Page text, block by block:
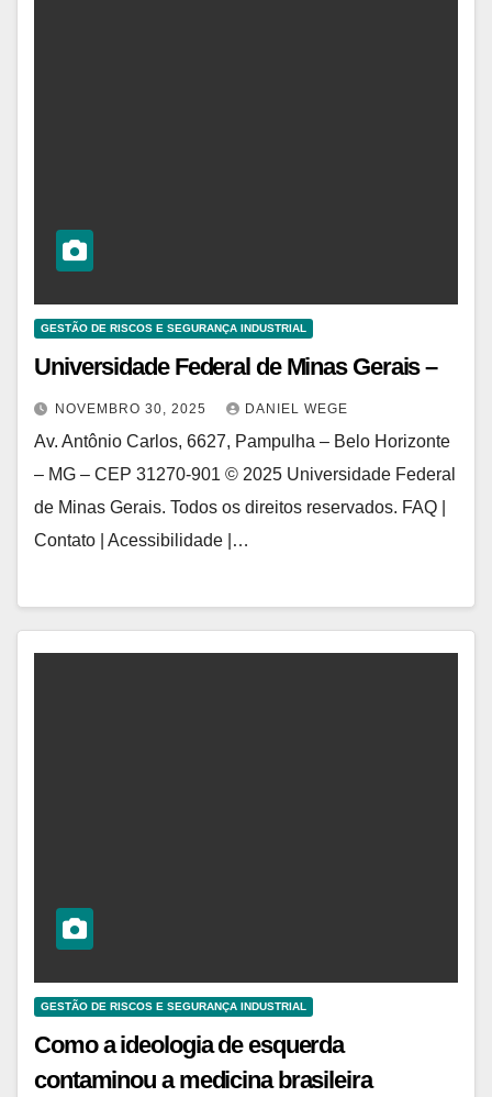
GESTÃO DE RISCOS E SEGURANÇA INDUSTRIAL
Universidade Federal de Minas Gerais –
NOVEMBRO 30, 2025 DANIEL WEGE
Av. Antônio Carlos, 6627, Pampulha – Belo Horizonte
– MG – CEP 31270-901 © 2025 Universidade Federal
de Minas Gerais. Todos os direitos reservados. FAQ |
Contato | Acessibilidade |…
GESTÃO DE RISCOS E SEGURANÇA INDUSTRIAL
Como a ideologia de esquerda
contaminou a medicina brasileira